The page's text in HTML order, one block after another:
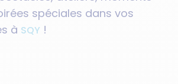
spéciales dans vos
à SQY !